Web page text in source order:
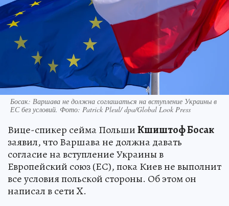
Босак: Варшава не должна соглашаться на вступление Украины в
ЕС без условий. Фото: Patrick Pleul/ dpa/Global Look Press
Вице-спикер сейма ПольшиКшиштоф Босак
заявил, что Варшава не должна давать
согласие на вступление Украины в
Европейский союз (ЕС), пока Киев не выполнит
все условия польской стороны. Об этом он
написал в сети X.